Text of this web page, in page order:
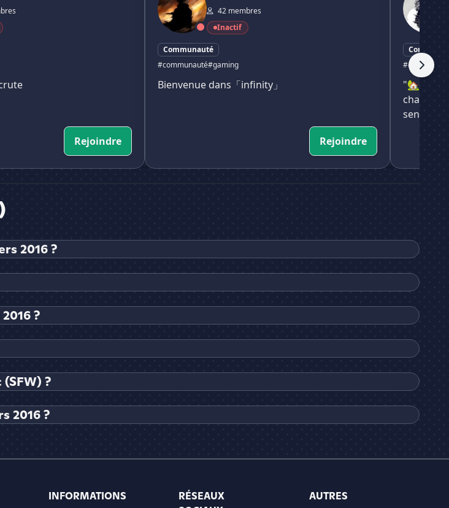
Rejoindre
42 membres
Inactif
Communauté
#communauté#gaming
Bienvenue dans「infinity」
Rejoindre
#chill#
"🏡✨le
sentir
2016 ?
?
?
2016 ?
INFORMATIONS
RÉSEAUX
AUTRES